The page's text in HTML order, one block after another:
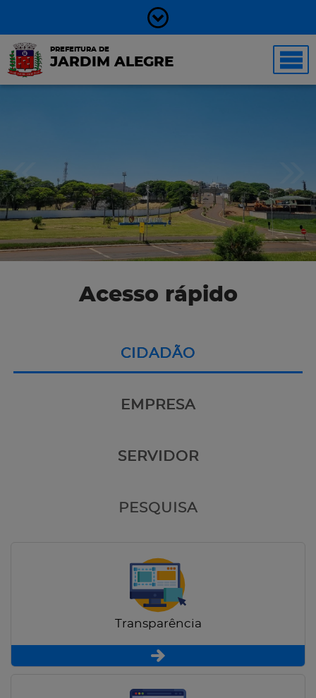
PREFEITURA DE
JARDIM ALEGRE
Acesso rápido
CIDADÃO
EMPRESA
SERVIDOR
PESQUISA
Transparência